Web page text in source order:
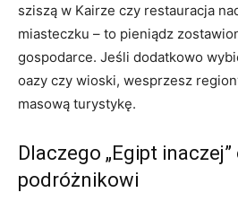
sziszą w Kairze czy restauracja
miasteczku – to pieniądz
gospodarce. Jeśli dodatkowo
oazy czy wioski, wesprzesz
masową turystykę.
Dlaczego „Egipt inaczej”
podróżnikowi